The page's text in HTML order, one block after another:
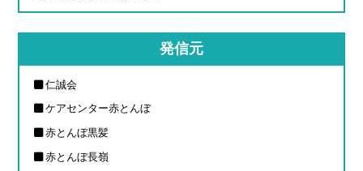
発信元
仁誠会
ケアセンター赤とんぼ
赤とんぼ黒髪
赤とんぼ長嶺